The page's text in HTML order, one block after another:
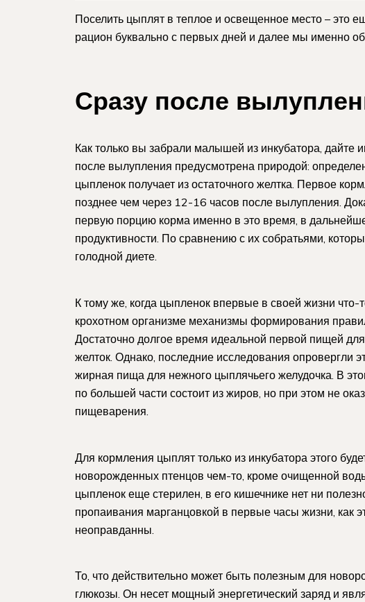
Поселить цыплят в теплое и освещенное место –
рацион буквально с первых дней и далее мы именно
Сразу после
Как только вы забрали малышей из инкубатора,
после вылупления предусмотрена природой:
цыпленок получает из остаточного желтка. Первое
позднее чем через 12-16 часов после вылупления.
первую порцию корма именно в это время, в
продуктивности. По сравнению с их собратьями,
голодной диете.
К тому же, когда цыпленок впервые в своей жизни что-
крохотном организме механизмы формирования
Достаточно долгое время идеальной первой пищей
желток. Однако, последние исследования опровергли
жирная пища для нежного цыплячьего желудочка. В
по большей части состоит из жиров, но при этом не
пищеварения.
Для кормления цыплят только из инкубатора этого
новорожденных птенцов чем-то, кроме очищенной
цыпленок еще стерилен, в его кишечнике нет ни
пропаивания марганцовкой в первые часы жизни, как
неоправданны.
То, что действительно может быть полезным для
глюкозы. Он несет мощный энергетический заряд и